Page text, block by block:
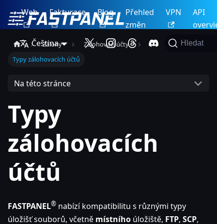
Web Fakturace Blog
Přehled
změn
VPN
API
Čeština
Hledat
Zálohy
Zálohovací účty
Typy zálohovacích účtů
Na této stránce
Typy
zálohovacích
účtů
FASTPANEL® nabízí kompatibilitu s různými typy
úložišť souborů, včetně místního úložiště, FTP, SCP,